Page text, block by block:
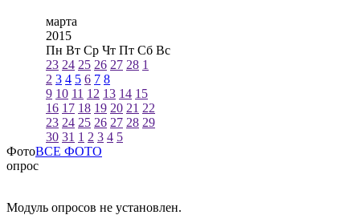
марта
2015
Пн Вт Ср Чт Пт Сб Вс
23 24 25 26 27 28 1
2 3 4 5 6 7 8
9 10 11 12 13 14 15
16 17 18 19 20 21 22
23 24 25 26 27 28 29
30 31 1 2 3 4 5
ФотоВСЕ ФОТО
опрос
Модуль опросов не установлен.